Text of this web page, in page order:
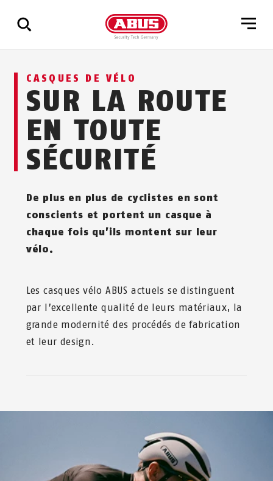
Affichage
tous
résultats
CASQUES DE VÉLO
SUR LA ROUTE
EN TOUTE
SÉCURITÉ
De plus en plus de cyclistes en sont
conscients et portent un casque à
chaque fois qu’ils montent sur leur
vélo.
Les casques vélo ABUS actuels se distinguent
par l’excellente qualité de leurs matériaux, la
grande modernité des procédés de fabrication
et leur design.